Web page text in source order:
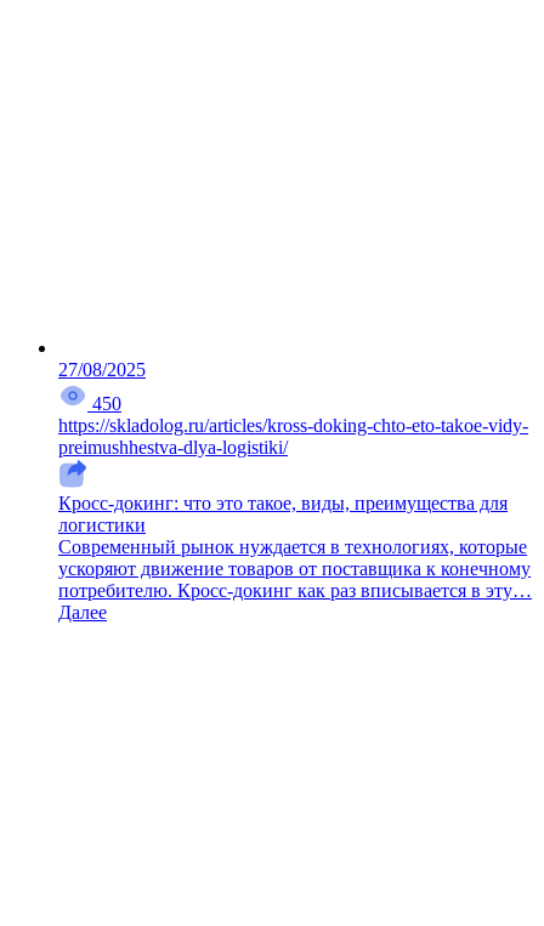
27/08/2025
450
https://skladolog.ru/articles/kross-doking-chto-eto-takoe-vidy-
preimushhestva-dlya-logistiki/
Кросс-докинг: что это такое, виды, преимущества для
логистики
Современный рынок нуждается в технологиях, которые
ускоряют движение товаров от поставщика к конечному
потребителю. Кросс-докинг как раз вписывается в эту…
Далее